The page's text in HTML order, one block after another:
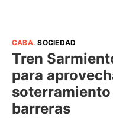
CABA.SOCIEDAD
Tren
para
barreras